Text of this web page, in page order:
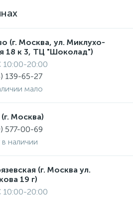
(г. Москва, ул. Миклухо-
18 к 3, ТЦ "Шоколад")
20:00
139-65-27
мало
Москва)
577-00-69
наличии
(г. Москва ул.
19 г)
20:00